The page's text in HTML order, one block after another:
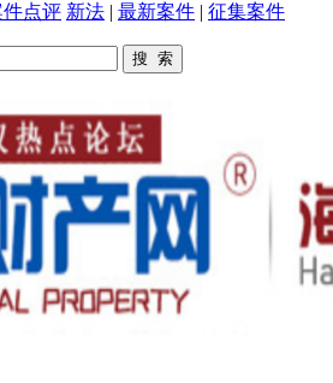
件点评 新法 | 最新案件 | 征集案件